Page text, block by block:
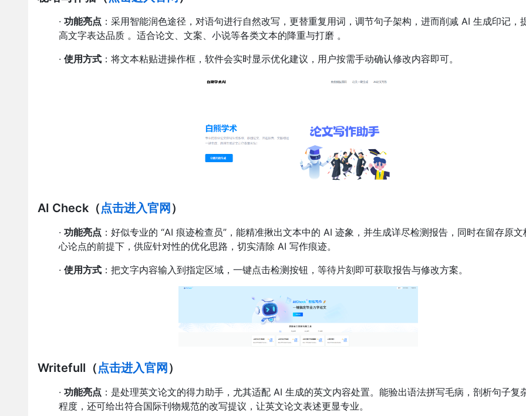
· 功能亮点 ：采用智能润色途径，对语句进行自然改写，更替重复用词，调节句子架构，进而削减 AI 生成印记，
高文字表达品质 。适合论文、文案、小说等各类文本的降重与打磨 。
· 使用方式 ：将文本粘贴进操作框，软件会实时显示优化建议，用户按需手动确认修改内容即可。
AI Check （点击进入官网 ）
· 功能亮点 ：好似专业的 “AI 痕迹检查员”，能精准揪出文本中的 AI 迹象，并生成详尽检测报告，同时在留存原文
心论点的前提下，供应针对性的优化思路，切实清除 AI 写作痕迹。
· 使用方式 ：把文字内容输入到指定区域，一键点击检测按钮，等待片刻即可获取报告与修改方案。
Writefull （点击进入官网 ）
· 功能亮点 ：是处理英文论文的得力助手，尤其适配 AI 生成的英文内容处置。能验出语法拼写毛病，剖析句子复
程度，还可给出符合国际刊物规范的改写提议，让英文论文表述更显专业。